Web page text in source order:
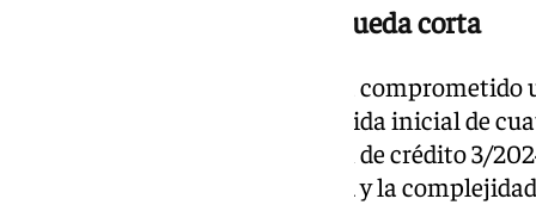
Una inversión local que se queda corta
El Ayuntamiento de Cádiz ya ha
precedentes mediante una partida inicial de
(procedentes de la modificación de crédito 3/
del PP admiten que la magnitud y la